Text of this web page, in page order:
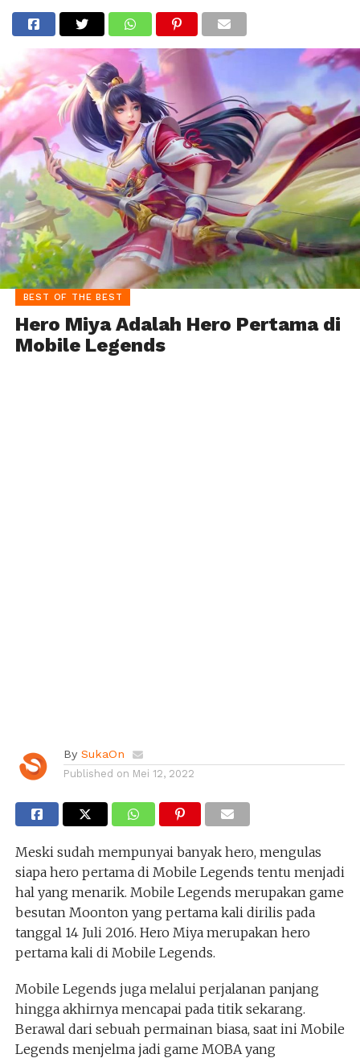
BEST OF THE BEST
Hero Miya Adalah Hero Pertama di
Mobile Legends
By SukaOn
Published on Mei 12, 2022
Meski sudah mempunyai banyak hero, mengulas
siapa hero pertama di Mobile Legends tentu menjadi
hal yang menarik. Mobile Legends merupakan game
besutan Moonton yang pertama kali dirilis pada
tanggal 14 Juli 2016. Hero Miya merupakan hero
pertama kali di Mobile Legends.
Mobile Legends juga melalui perjalanan panjang
hingga akhirnya mencapai pada titik sekarang.
Berawal dari sebuah permainan biasa, saat ini Mobile
Legends menjelma jadi game MOBA yang